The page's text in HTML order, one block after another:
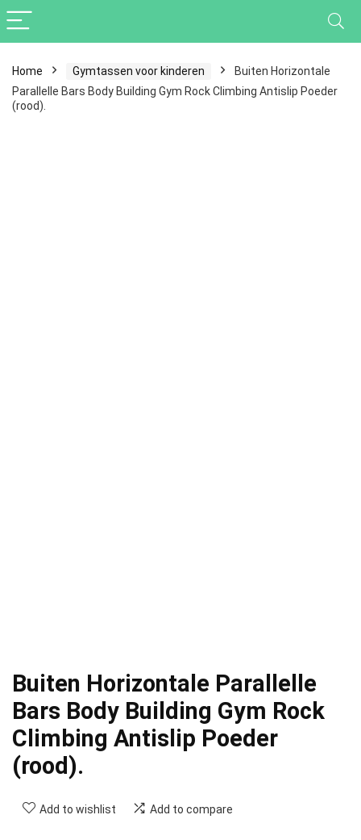
Home Gymtassen voor kinderen
Buiten Horizontale
Parallelle Bars Body Building Gym Rock Climbing Antislip Poeder
(rood).
Buiten Horizontale Parallelle
Bars Body Building Gym Rock
Climbing Antislip Poeder
(rood).
Add to wishlist Add to compare